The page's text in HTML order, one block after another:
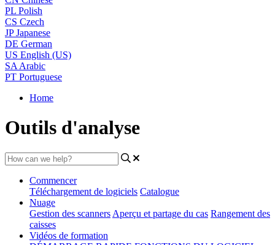
PL Polish
CS Czech
JP Japanese
DE German
US English (US)
SA Arabic
PT Portuguese
Home
Outils d'analyse
Commencer
Téléchargement de logiciels Catalogue
Nuage
Gestion des scanners Aperçu et partage du cas Rangement des
caisses
Vidéos de formation